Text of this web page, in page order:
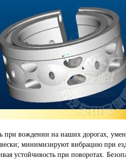
при вождении на наших дорогах,
минимизируют вибрацию при
устойчивость при поворотах.